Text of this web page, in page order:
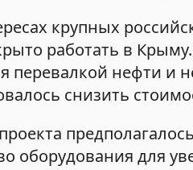
крупных
работать в
перевалкой нефти и
снизить
оборудования для